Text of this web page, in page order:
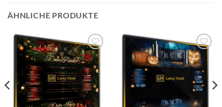
ÄHNLICHE PRODUKTE
Auf die
Wunschliste
setzen
Auf die
Wunschliste
setzen